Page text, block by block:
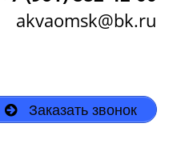
akvaomsk@bk.ru
Заказать звонок